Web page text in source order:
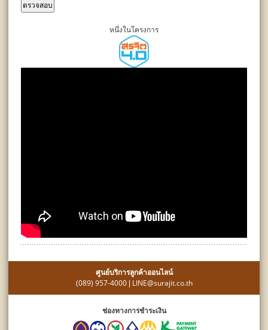
หนึ่งในโครงการ
ศูนย์บริการลูกค้าออนไลน์
(089) 957-4000| LINE@surajit.co.th
ช่องทางการชำระเงิน